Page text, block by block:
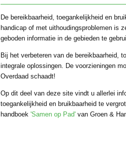
De bereikbaarheid, toegankelijkheid en
handicap of met uithoudingsproblemen is
geboden informatie in de gebieden te
Bij het verbeteren van de bereikbaarheid,
integrale oplossingen. De voorzieningen
Overdaad schaadt!
Op dit deel van deze site vindt u allerlei
toegankelijkheid en bruikbaarheid te
handboek 'Samen op Pad' van Groen &